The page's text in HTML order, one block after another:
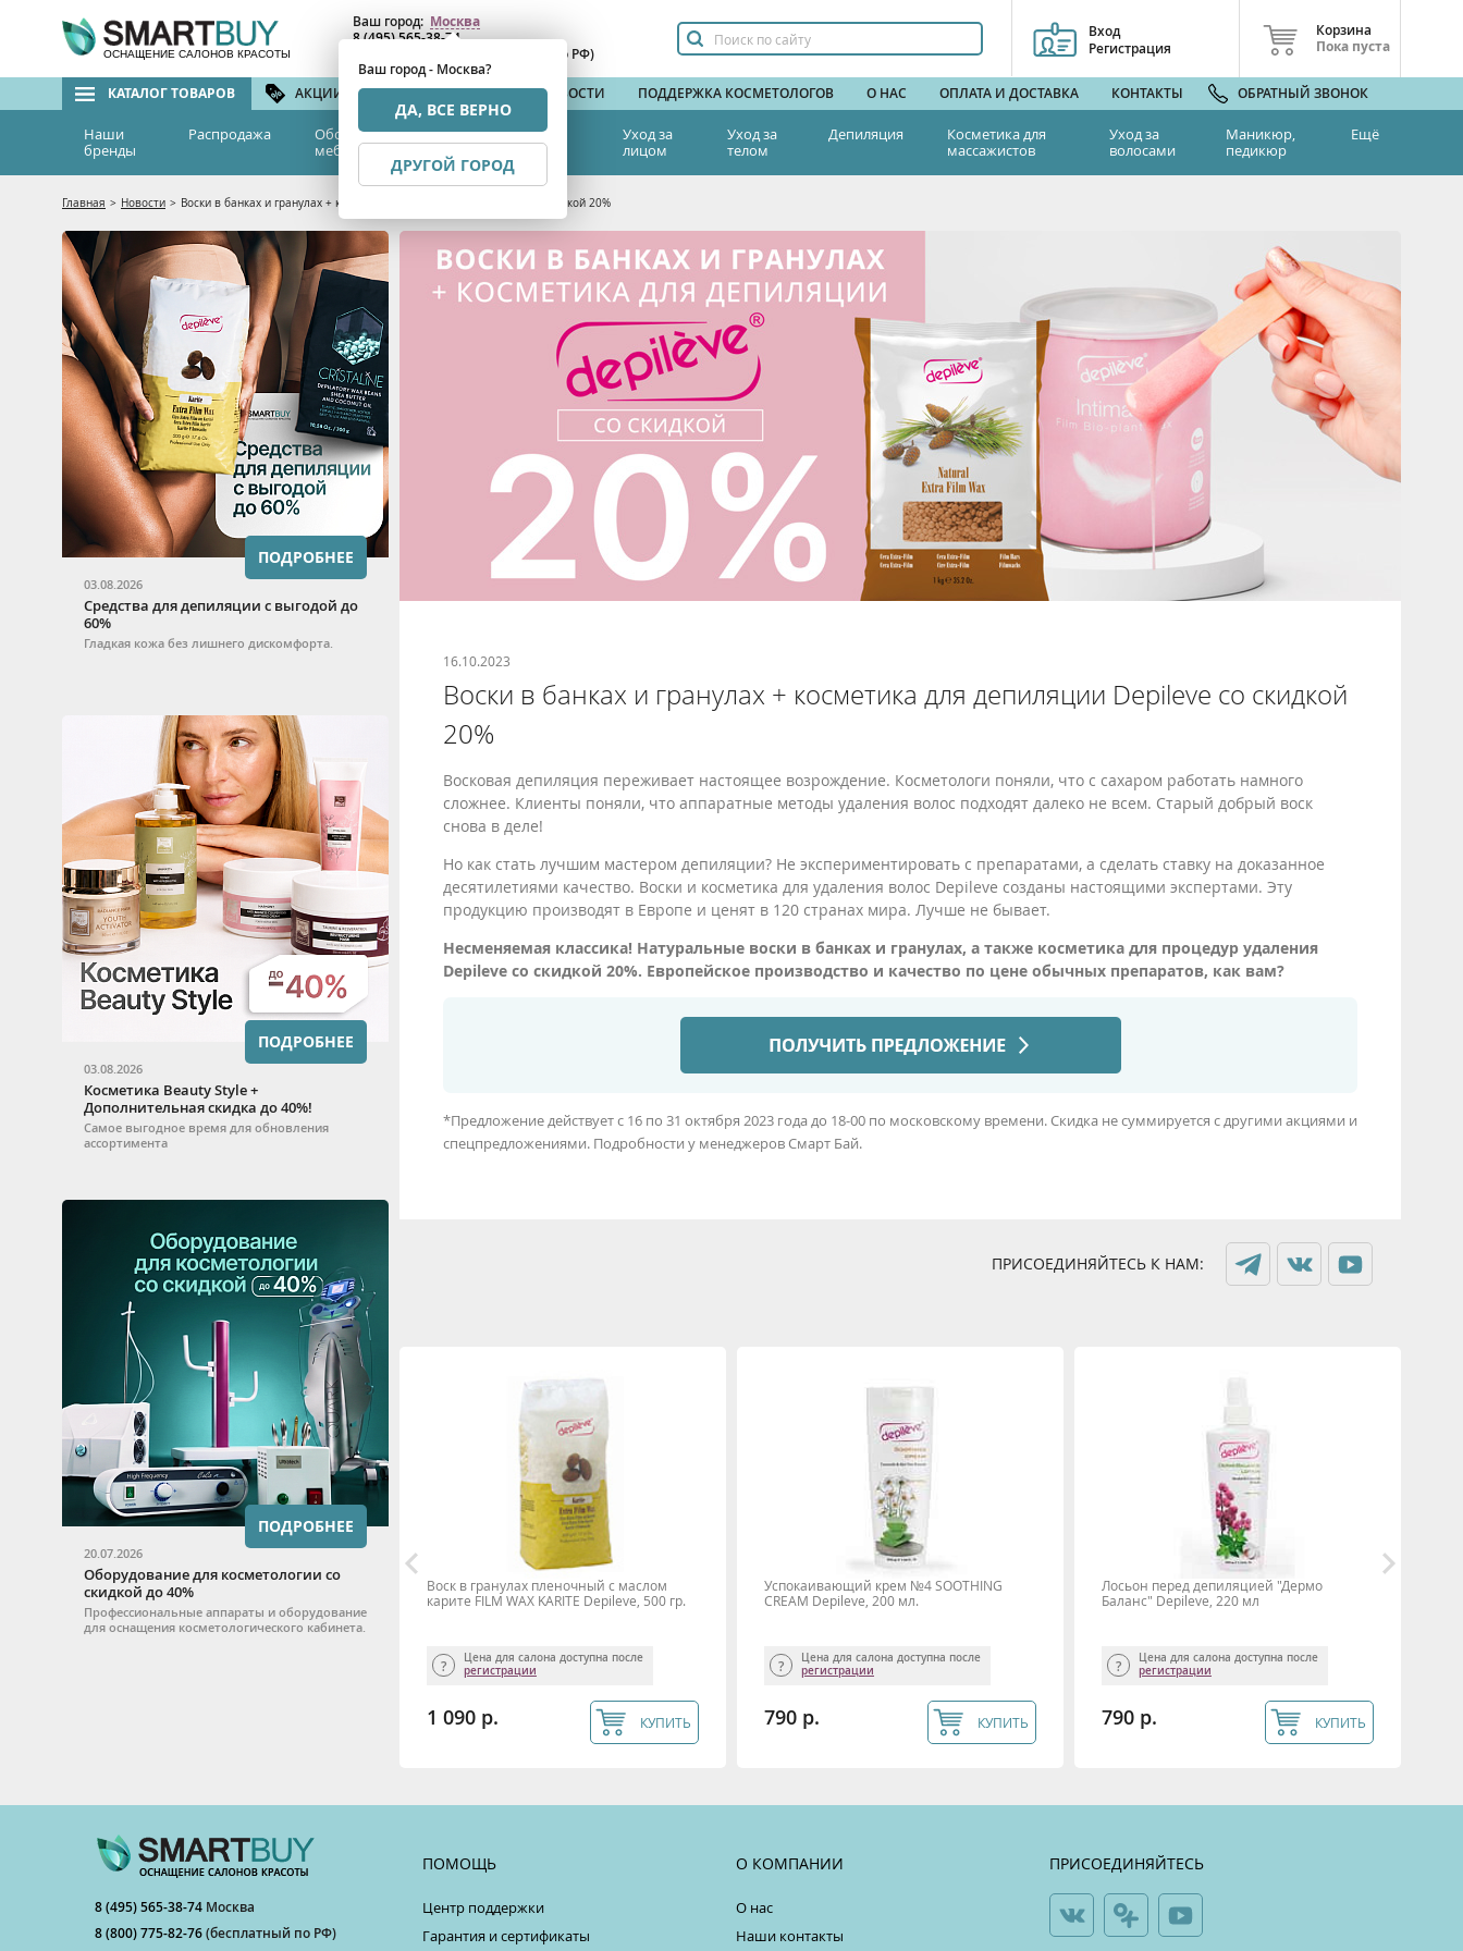
ОСНАЩЕНИЕ САЛОНОВ КРАСОТЫ
Ваш город: Москва
Ваш город - Москва?
ДА, ВСЕ ВЕРНО
ДРУГОЙ ГОРОД
8 (495) 565-38-74
(бесплатный по РФ)
Вход
Регистрация
Корзина
Пока пуста
КАТАЛОГ ТОВАРОВ АКЦИИ И СКИДКИ БРЕНДЫ НОВОСТИ ПОДДЕРЖКА КОСМЕТОЛОГОВ О НАС ОПЛАТА И ДОСТАВКА КОНТАКТЫ ОБРАТНЫЙ ЗВОНОК
Наши
бренды
Распродажа
Оборудование и
мебель
Эстетическая
медицина
Уход за
лицом
Уход за
телом
Депиляция
Косметика для
массажистов
Уход за
волосами
Маникюр,
педикюр
Ещё
Главная > Новости > Воски в банках и гранулах + косметика для депиляции Depileve со скидкой 20%
03.08.2026
Средства для депиляции с выгодой до
60%
Гладкая кожа без лишнего дискомфорта.
ПОДРОБНЕЕ
03.08.2026
Косметика Beauty Style +
Дополнительная скидка до 40%!
Самое выгодное время для обновления
ассортимента
ПОДРОБНЕЕ
20.07.2026
Оборудование для косметологии со
скидкой до 40%
Профессиональные аппараты и оборудование
для оснащения косметологического кабинета.
ПОДРОБНЕЕ
16.10.2023
Воски в банках и гранулах + косметика для депиляции Depileve со скидкой
20%
Восковая депиляция переживает настоящее возрождение. Косметологи поняли, что с сахаром работать намного
сложнее. Клиенты поняли, что аппаратные методы удаления волос подходят далеко не всем. Старый добрый воск
снова в деле!
Но как стать лучшим мастером депиляции? Не экспериментировать с препаратами, а сделать ставку на доказанное
десятилетиями качество. Воски и косметика для удаления волос Depileve созданы настоящими экспертами. Эту
продукцию производят в Европе и ценят в 120 странах мира. Лучше не бывает.
Несменяемая классика! Натуральные воски в банках и гранулах, а также косметика для процедур удаления
Depileve со скидкой 20%. Европейское производство и качество по цене обычных препаратов, как вам?
*Предложение действует с 16 по 31 октября 2023 года до 18-00 по московскому времени. Скидка не суммируется с другими акциями и
спецпредложениями. Подробности у менеджеров Смарт Бай.
ПРИСОЕДИНЯЙТЕСЬ К НАМ:
Гель замедляющий рост волос GOLD
CONCENTRATE Depileve, 10 мл.*10 шт.
Воск в гранулах пленочный с маслом
карите FILM WAX KARITE Depileve, 500 гр.
Цена для салона доступна после
регистрации
1 090 р. КУПИТЬ
Успокаивающий крем №4 SOOTHING
CREAM Depileve, 200 мл.
Цена для салона доступна после
регистрации
790 р. КУПИТЬ
Лосьон перед депиляцией "Дермо
Баланс" Depileve, 220 мл
Цена для салона доступна после
регистрации
790 р. КУПИТЬ
8 (495) 565-38-74 Москва
8 (800) 775-82-76(бесплатный по РФ)
ПОМОЩЬ
Центр поддержки
Гарантия и сертификаты
О КОМПАНИИ
О нас
Наши контакты
ПРИСОЕДИНЯЙТЕСЬ